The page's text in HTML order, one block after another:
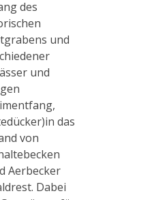
Gewässer
des
und
und
das
von
Aerbecker
Dabei